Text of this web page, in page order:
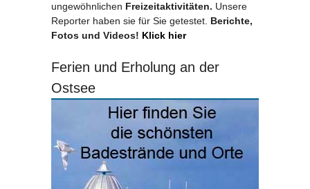
ungewöhnlichen Freizeitaktivitäten. Unsere
Reporter haben sie für Sie getestet. Berichte,
Fotos und Videos! Klick hier
Ferien und Erholung an der
Ostsee